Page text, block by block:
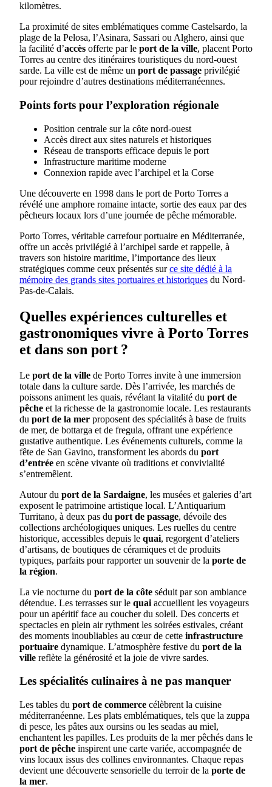
kilomètres.
La proximité de sites emblématiques comme Castelsardo, la
plage de la Pelosa, l’Asinara, Sassari ou Alghero, ainsi que
la facilité d’accès offerte par le port de la ville, placent Porto
Torres au centre des itinéraires touristiques du nord-ouest
sarde. La ville est de même un port de passage privilégié
pour rejoindre d’autres destinations méditerranéennes.
Points forts pour l’exploration régionale
Position centrale sur la côte nord-ouest
Accès direct aux sites naturels et historiques
Réseau de transports efficace depuis le port
Infrastructure maritime moderne
Connexion rapide avec l’archipel et la Corse
Une découverte en 1998 dans le port de Porto Torres a
révélé une amphore romaine intacte, sortie des eaux par des
pêcheurs locaux lors d’une journée de pêche mémorable.
Porto Torres, véritable carrefour portuaire en Méditerranée,
offre un accès privilégié à l’archipel sarde et rappelle, à
travers son histoire maritime, l’importance des lieux
stratégiques comme ceux présentés surce site dédié à la
mémoire des grands sites portuaires et historiques du Nord-
Pas-de-Calais.
Quelles expériences culturelles et
gastronomiques vivre à Porto Torres
et dans son port ?
Le port de la ville de Porto Torres invite à une immersion
totale dans la culture sarde. Dès l’arrivée, les marchés de
poissons animent les quais, révélant la vitalité du port de
pêche et la richesse de la gastronomie locale. Les restaurants
du port de la mer proposent des spécialités à base de fruits
de mer, de bottarga et de fregula, offrant une expérience
gustative authentique. Les événements culturels, comme la
fête de San Gavino, transforment les abords du port
d’entrée en scène vivante où traditions et convivialité
s’entremêlent.
Autour du port de la Sardaigne, les musées et galeries d’art
exposent le patrimoine artistique local. L’Antiquarium
Turritano, à deux pas du port de passage, dévoile des
collections archéologiques uniques. Les ruelles du centre
historique, accessibles depuis le quai, regorgent d’ateliers
d’artisans, de boutiques de céramiques et de produits
typiques, parfaits pour rapporter un souvenir de la porte de
la région.
La vie nocturne du port de la côte séduit par son ambiance
détendue. Les terrasses sur le quai accueillent les voyageurs
pour un apéritif face au coucher du soleil. Des concerts et
spectacles en plein air rythment les soirées estivales, créant
des moments inoubliables au cœur de cette infrastructure
portuaire dynamique. L’atmosphère festive du port de la
ville reflète la générosité et la joie de vivre sardes.
Les spécialités culinaires à ne pas manquer
Les tables du port de commerce célèbrent la cuisine
méditerranéenne. Les plats emblématiques, tels que la zuppa
di pesce, les pâtes aux oursins ou les seadas au miel,
enchantent les papilles. Les produits de la mer pêchés dans le
port de pêche inspirent une carte variée, accompagnée de
vins locaux issus des collines environnantes. Chaque repas
devient une découverte sensorielle du terroir de la porte de
la mer.